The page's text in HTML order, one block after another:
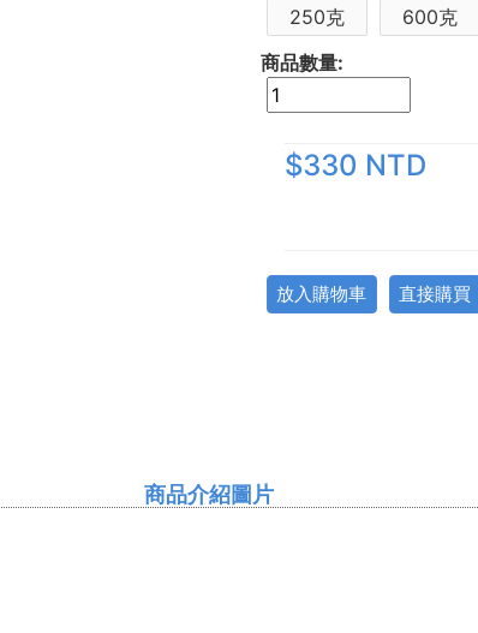
250克
600克
商品數量:
$330 NTD
放入購物車 直接購買
商品介紹圖片